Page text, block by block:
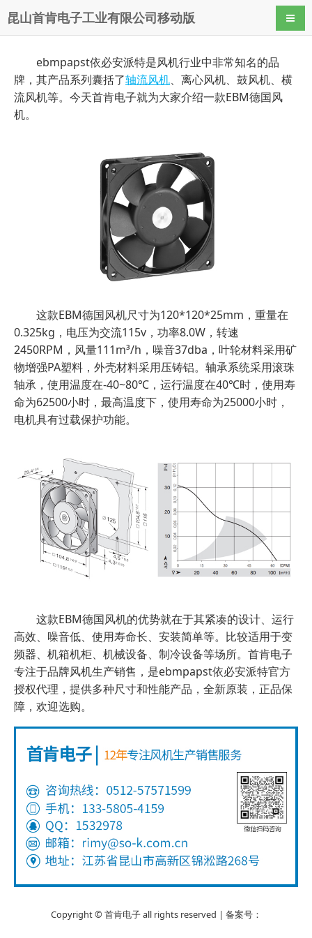
昆山首肯电子工业有限公司移动版 导航
ebmpapst依必安派特是风机行业中非常知名的品
牌，其产品系列囊括了轴流风机、离心风机、鼓风机、横
流风机等。今天首肯电子就为大家介绍一款EBM德国风
机。
这款EBM德国风机尺寸为120*120*25mm，重量在
0.325kg，电压为交流115v，功率8.0W，转速
2450RPM，风量111m³/h，噪音37dba，叶轮材料采用矿
物增强PA塑料，外壳材料采用压铸铝。轴承系统采用滚珠
轴承，使用温度在-40~80℃，运行温度在40℃时，使用寿
命为62500小时，最高温度下，使用寿命为25000小时，
电机具有过载保护功能。
这款EBM德国风机的优势就在于其紧凑的设计、运行
高效、噪音低、使用寿命长、安装简单等。比较适用于变
频器、机箱机柜、机械设备、制冷设备等场所。首肯电子
专注于品牌风机生产销售，是ebmpapst依必安派特官方
授权代理，提供多种尺寸和性能产品，全新原装，正品保
障，欢迎选购。
Copyright © 首肯电子 all rights reserved | 备案号：